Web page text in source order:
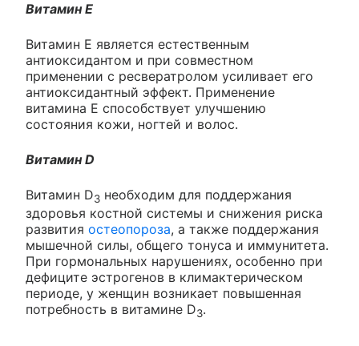
Витамин Е
Витамин Е является естественным
антиоксидантом и при совместном
применении с ресвератролом усиливает его
антиоксидантный эффект. Применение
витамина Е способствует улучшению
состояния кожи, ногтей и волос.
Витамин D
Витамин D3 необходим для поддержания
здоровья костной системы и снижения риска
развития остеопороза, а также поддержания
мышечной силы, общего тонуса и иммунитета.
При гормональных нарушениях, особенно при
дефиците эстрогенов в климактерическом
периоде, у женщин возникает повышенная
потребность в витамине D3.